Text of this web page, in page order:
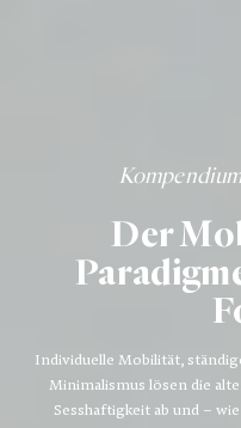
Der
Individuelle Mobilität,
Minimalismus lösen die
Sesshaftigkeit ab und -